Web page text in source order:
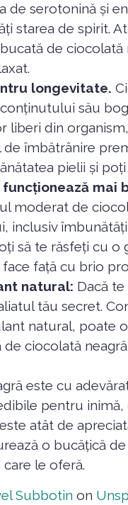
de serotonină și
starea de spirit.
de
longevitate.
său
liberi din
de îmbătrânire
pielii și
mai
moderat de
inclusiv
să te răsfeți cu o
față cu brio
natural: Dacă
tău secret.
natural, poate
de ciocolată
este cu
pentru
atât de
o bucățică
le oferă.
Subbotin on